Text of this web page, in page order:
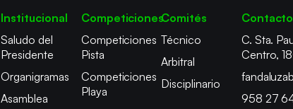
Institucional
Saludo del
Presidente
Organigramas
Asamblea
Competiciones
Competiciones
Pista
Competiciones
Playa
Comités
Técnico
Arbitral
Disciplinario
Contacto
C. Sta.
Centro,
958 27